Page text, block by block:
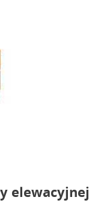
elewacyjnej